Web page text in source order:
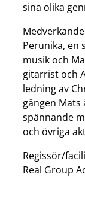
sina olika
Perunika, en
musik och
gitarrist och
ledning av
gången Mats
spännande
och övriga
Regissör/
Real Group